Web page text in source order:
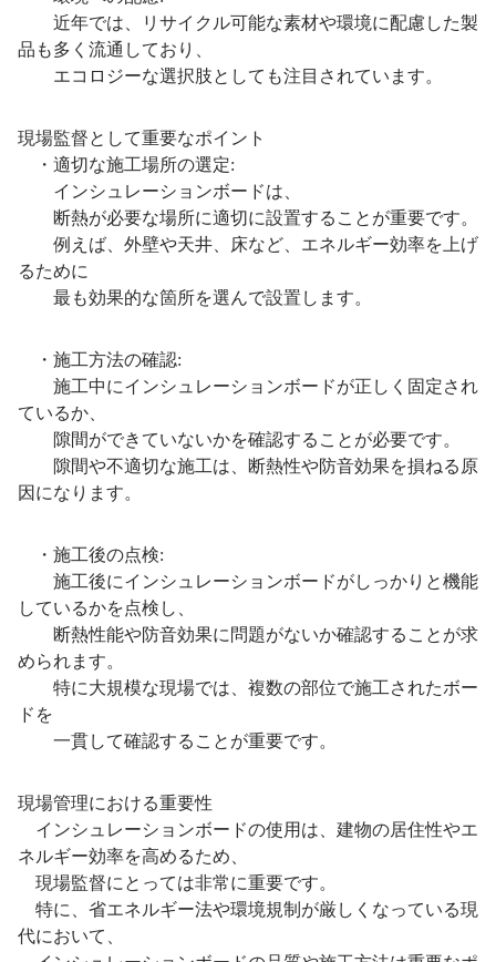
近年では、リサイクル可能な素材や環境に配慮した製
品も多く流通しており、
エコロジーな選択肢としても注目されています。
現場監督として重要なポイント
・適切な施工場所の選定:
インシュレーションボードは、
断熱が必要な場所に適切に設置することが重要です。
例えば、外壁や天井、床など、エネルギー効率を上げ
るために
最も効果的な箇所を選んで設置します。
・施工方法の確認:
施工中にインシュレーションボードが正しく固定され
ているか、
隙間ができていないかを確認することが必要です。
隙間や不適切な施工は、断熱性や防音効果を損ねる原
因になります。
・施工後の点検:
施工後にインシュレーションボードがしっかりと機能
しているかを点検し、
断熱性能や防音効果に問題がないか確認することが求
められます。
特に大規模な現場では、複数の部位で施工されたボー
ドを
一貫して確認することが重要です。
現場管理における重要性
インシュレーションボードの使用は、建物の居住性やエ
ネルギー効率を高めるため、
現場監督にとっては非常に重要です。
特に、省エネルギー法や環境規制が厳しくなっている現
代において、